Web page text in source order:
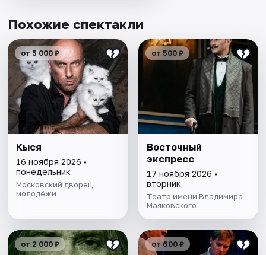
Похожие спектакли
от 5 000 ₽
Кыся
16 ноября 2026 •
понедельник
Московский дворец
молодёжи
от 500 ₽
Восточный
экспресс
17 ноября 2026 •
вторник
Театр имени Владимира
Маяковского
от 2 000 ₽ от 600 ₽